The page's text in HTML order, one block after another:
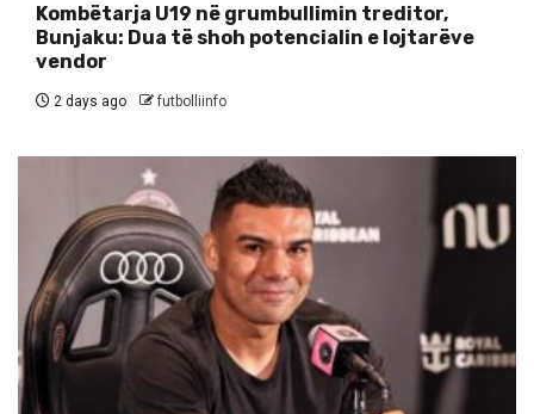
Kombëtarja U19 në grumbullimin treditor,
Bunjaku: Dua të shoh potencialin e lojtarëve
vendor
2 days ago futbolliinfo